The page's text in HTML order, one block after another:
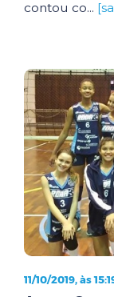
contou co...
11/10/2019, às